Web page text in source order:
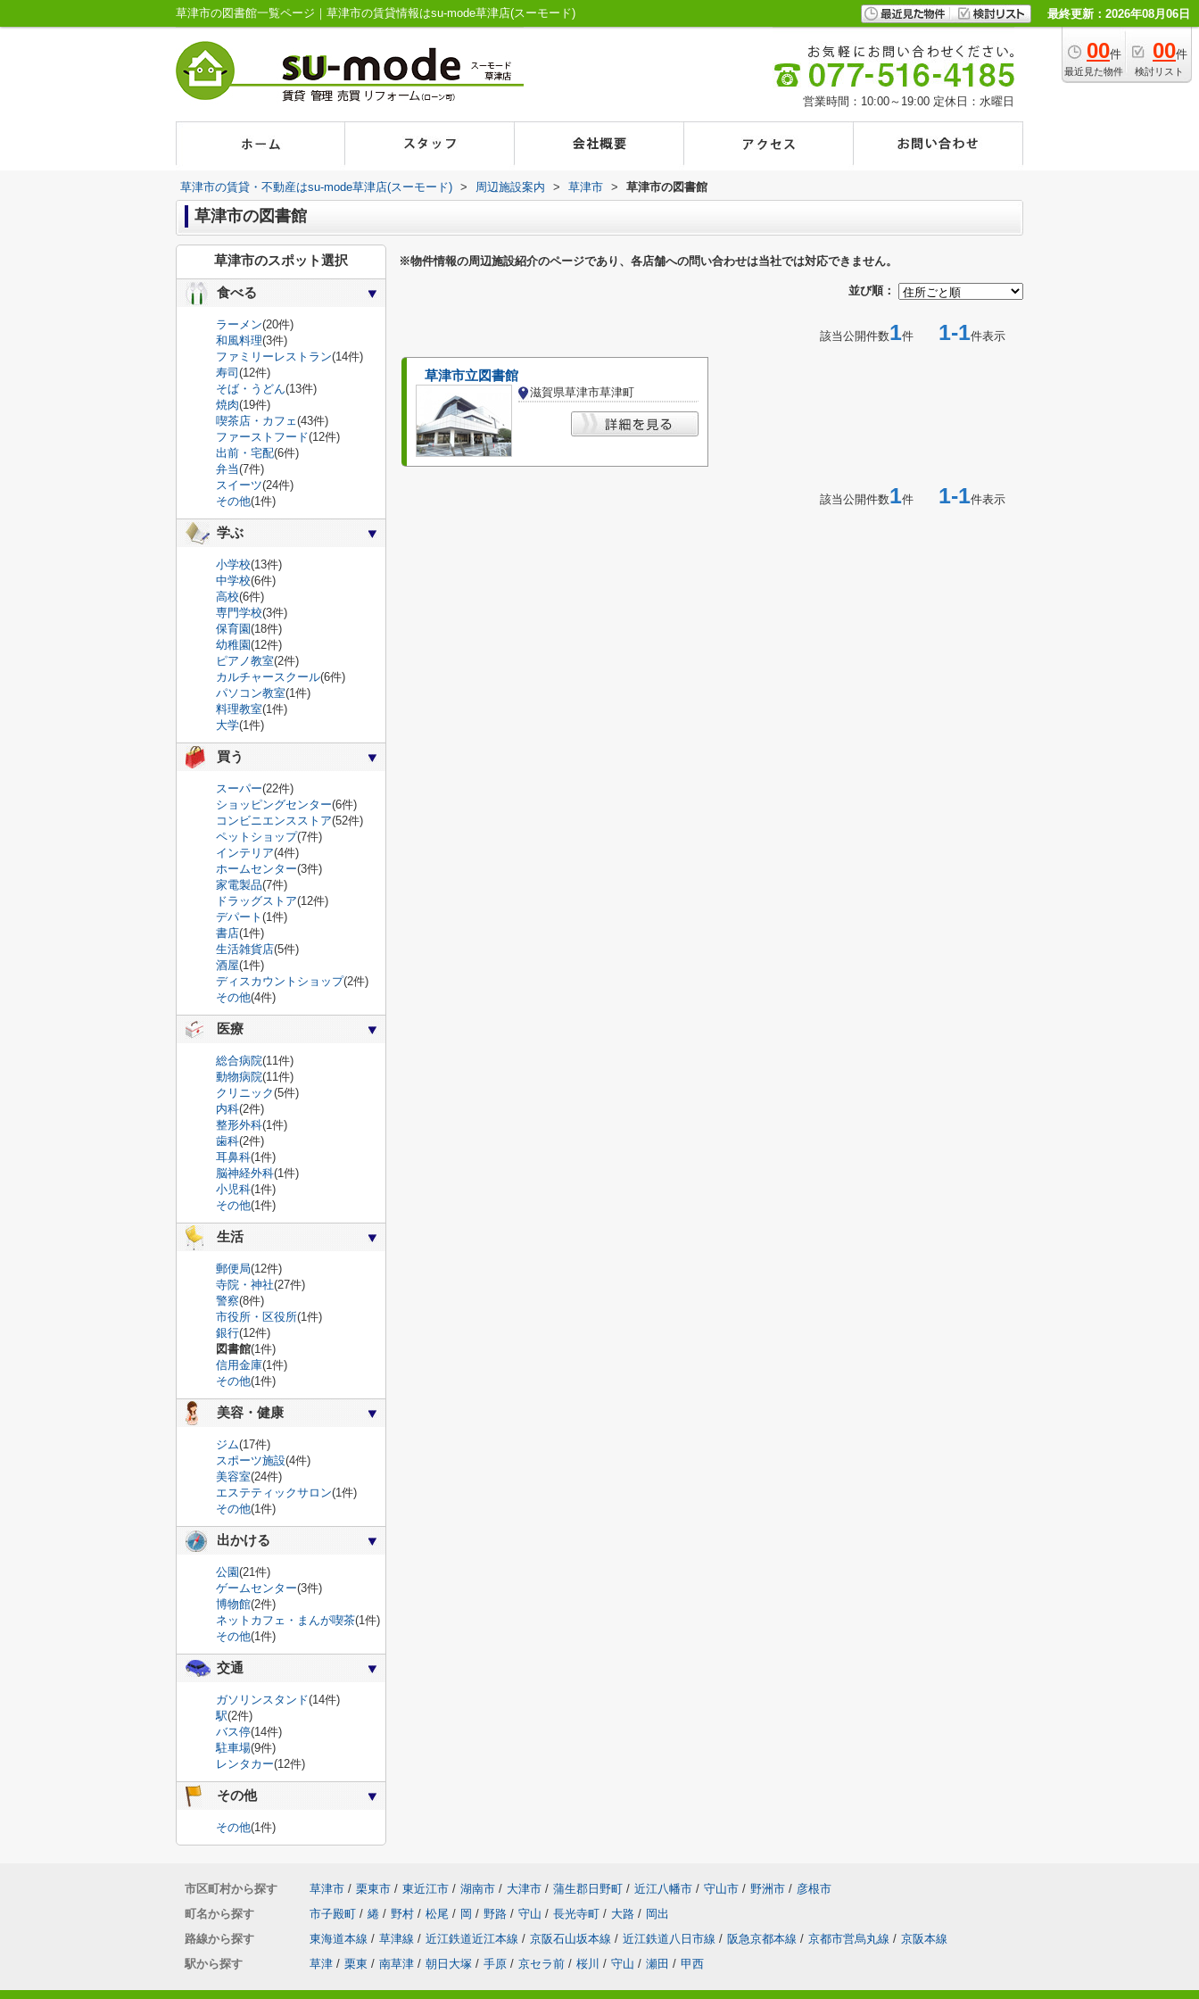
草津市の図書館一覧ページ｜草津市の賃貸情報はsu-mode草津店(スーモード) 最終更新：2026年08月06日
00件
最近見た物件
00件
検討リスト
営業時間：10:00～19:00 定休日：水曜日
草津市の賃貸・不動産はsu-mode草津店(スーモード) > 周辺施設案内 > 草津市 > 草津市の図書館
草津市の図書館
※物件情報の周辺施設紹介のページであり、各店舗への問い合わせは当社では対応できません。
並び順：
該当公開件数1件 1-1件表示
草津市立図書館
滋賀県草津市草津町
該当公開件数1件 1-1件表示
草津市のスポット選択
食べる
ラーメン(20件)
和風料理(3件)
ファミリーレストラン(14件)
寿司 (12件)
そば・うどん(13件)
焼肉(19件)
喫茶店・カフェ(43件)
ファーストフード(12件)
出前・宅配(6件)
弁当(7件)
スイーツ(24件)
その他(1件)
学ぶ
小学校(13件)
中学校(6件)
高校(6件)
専門学校(3件)
保育園(18件)
幼稚園(12件)
ピアノ教室(2件)
カルチャースクール(6件)
パソコン教室(1件)
料理教室(1件)
大学(1件)
買う
スーパー(22件)
ショッピングセンター(6件)
コンビニエンスストア(52件)
ペットショップ(7件)
インテリア(4件)
ホームセンター(3件)
家電製品(7件)
ドラッグストア(12件)
デパート (1件)
書店(1件)
生活雑貨店(5件)
酒屋(1件)
ディスカウントショップ(2件)
その他(4件)
医療
総合病院(11件)
動物病院(11件)
クリニック(5件)
内科(2件)
整形外科(1件)
歯科(2件)
耳鼻科(1件)
脳神経外科(1件)
小児科(1件)
その他(1件)
生活
郵便局(12件)
寺院・神社(27件)
警察(8件)
市役所・区役所(1件)
銀行(12件)
図書館(1件)
信用金庫(1件)
その他(1件)
美容・健康
ジム(17件)
スポーツ施設(4件)
美容室(24件)
エステティックサロン(1件)
その他(1件)
出かける
公園(21件)
ゲームセンター(3件)
博物館(2件)
ネットカフェ・まんが喫茶(1件)
その他(1件)
交通
ガソリンスタンド(14件)
駅(2件)
バス停(14件)
駐車場(9件)
レンタカー(12件)
その他
その他(1件)
市区町村から探す 草津市 / 栗東市 / 東近江市 / 湖南市 / 大津市 / 蒲生郡日野町 / 近江八幡市 / 守山市 / 野洲市 / 彦根市
町名から探す
市子殿町 / 綣 / 野村 / 松尾 / 岡 / 野路 / 守山 / 長光寺町 / 大路 / 岡出
路線から探す
東海道本線 / 草津線 / 近江鉄道近江本線 / 京阪石山坂本線 / 近江鉄道八日市線 / 阪急京都本線 / 京都市営烏丸線 / 京阪本線
駅から探す
草津 / 栗東 / 南草津 / 朝日大塚 / 手原 / 京セラ前 / 桜川 / 守山 / 瀬田 / 甲西